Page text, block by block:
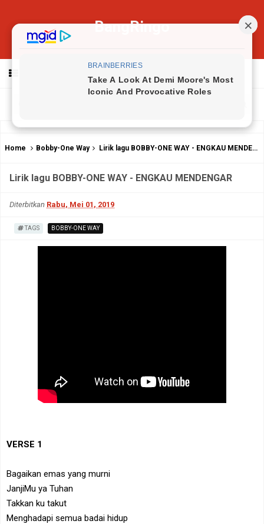
BangRingo
Home Bobby-One Way Lirik lagu BOBBY-ONE WAY - ENGKAU MENDENGAR
Lirik lagu BOBBY-ONE WAY - ENGKAU MENDENGAR
Diterbitkan Rabu, Mei 01, 2019
TAGS BOBBY-ONE WAY
VERSE 1
Bagaikan emas yang murni
JanjiMu ya Tuhan
Takkan ku takut
Menghadapi semua badai hidup